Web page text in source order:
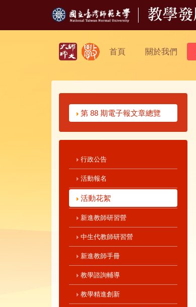
首頁 關於我們
第 88 期電子報文章總覽
行政公告
活動報名
活動花絮
新進教師研習營
中生代教師研習營
新進教師手冊
教學諮詢輔導
教學精進創新